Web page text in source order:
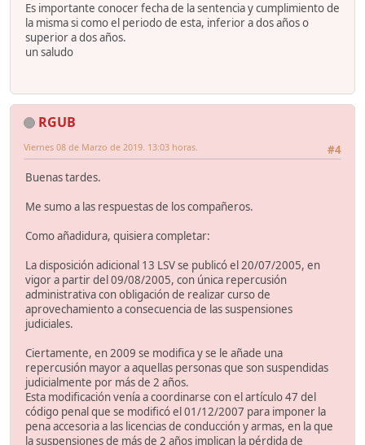
Es importante conocer fecha de la sentencia y cumplimiento de
la misma si como el periodo de esta, inferior a dos años o
superior a dos años.
un saludo
RGUB
#4
Viernes 08 de Marzo de 2019. 13:03 horas.
Buenas tardes.
Me sumo a las respuestas de los compañeros.
Como añadidura, quisiera completar:
La disposición adicional 13 LSV se publicó el 20/07/2005, en
vigor a partir del 09/08/2005, con única repercusión
administrativa con obligación de realizar curso de
aprovechamiento a consecuencia de las suspensiones
judiciales.
Ciertamente, en 2009 se modifica y se le añade una
repercusión mayor a aquellas personas que son suspendidas
judicialmente por más de 2 años.
Esta modificación venía a coordinarse con el artículo 47 del
código penal que se modificó el 01/12/2007 para imponer la
pena accesoria a las licencias de conducción y armas, en la que
la suspensiones de más de 2 años implican la pérdida de